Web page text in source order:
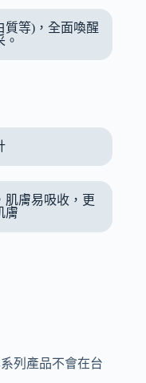
質等)，全面喚醒
肌膚易吸收，更
膚
列產品不會在台